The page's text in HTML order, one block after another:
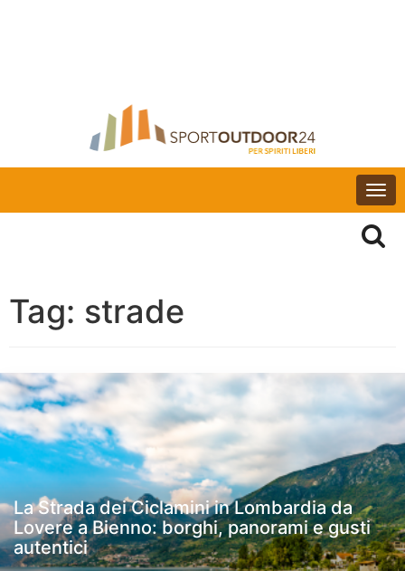
Tag: strade
La Strada dei Ciclamini in Lombardia da
Lovere a Bienno: borghi, panorami e gusti
autentici